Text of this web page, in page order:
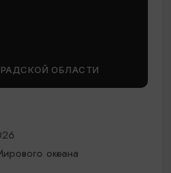
ОБЛАСТИ
океана